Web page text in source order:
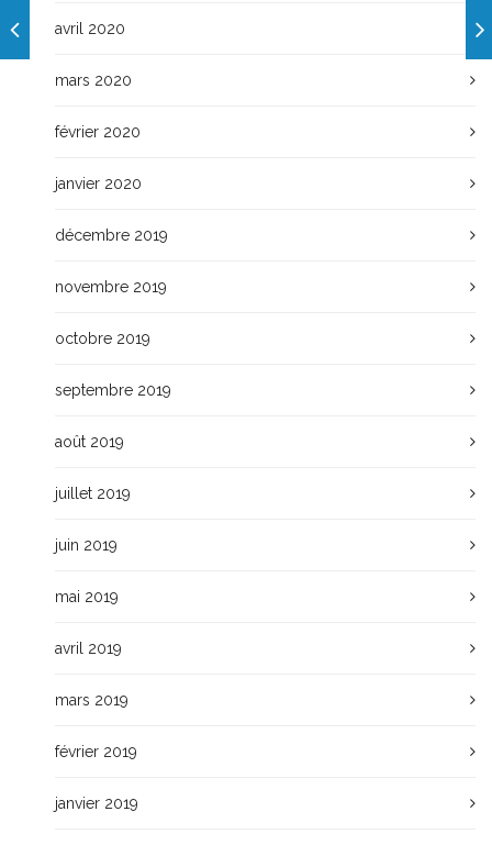
avril 2020
mars 2020
février 2020
janvier 2020
décembre 2019
novembre 2019
octobre 2019
septembre 2019
août 2019
juillet 2019
juin 2019
mai 2019
avril 2019
mars 2019
février 2019
janvier 2019